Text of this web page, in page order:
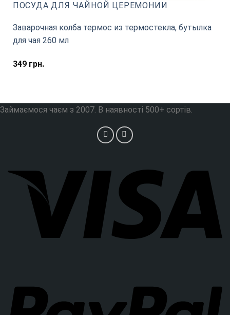
ПОСУДА ДЛЯ ЧАЙНОЙ ЦЕРЕМОНИИ
Заварочная колба термос из термостекла, бутылка
для чая 260 мл
349грн.
Займаємося чаєм з 2007. В наявності 500+ сортів.